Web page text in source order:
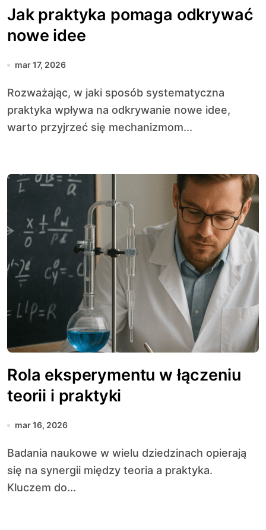
Jak praktyka pomaga odkrywać
nowe idee
mar 17, 2026
Rozważając, w jaki sposób systematyczna
praktyka wpływa na odkrywanie nowe idee,
warto przyjrzeć się mechanizmom...
Rola eksperymentu w łączeniu
teorii i praktyki
mar 16, 2026
Badania naukowe w wielu dziedzinach opierają
się na synergii między teoria a praktyka.
Kluczem do...